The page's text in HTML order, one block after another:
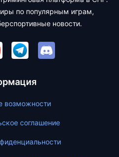
по популярным играм,
новости.
возможности
соглашение